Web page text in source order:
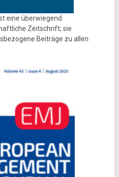
eine überwiegend
Zeitschrift; sie
Beiträge zu allen